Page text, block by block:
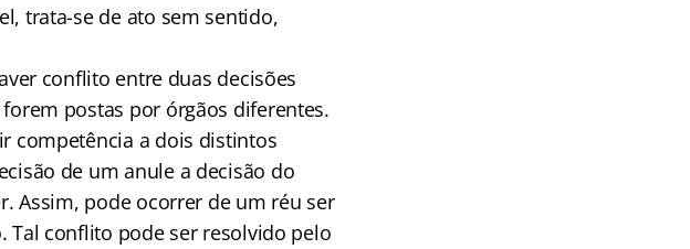
trata-se de ato sem sentido,
conflito entre duas decisões
postas por órgãos diferentes.
competência a dois distintos
de um anule a decisão do
Assim, pode ocorrer de um réu ser
conflito pode ser resolvido pelo